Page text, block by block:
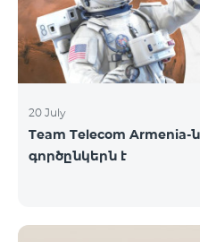
20 July
Team Telecom
գործընկերն է